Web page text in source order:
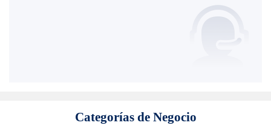
Categorías de Negocio